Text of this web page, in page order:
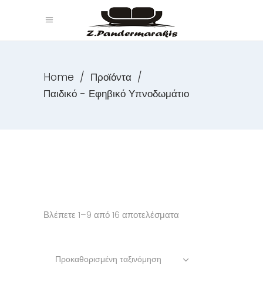
Home / Προϊόντα /
Παιδικό - Εφηβικό Υπνοδωμάτιο
Βλέπετε 1–9 από 16 αποτελέσματα
Προκαθορισμένη ταξινόμηση